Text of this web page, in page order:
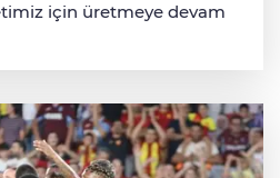
için üretmeye devam